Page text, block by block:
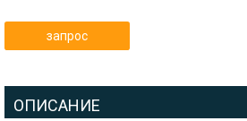
запрос
ОПИСАНИЕ